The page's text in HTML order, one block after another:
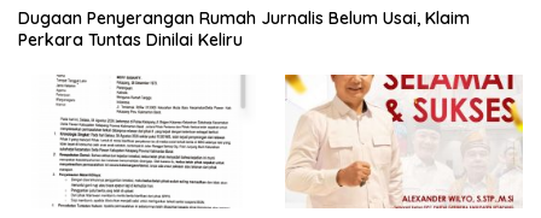
Dugaan Penyerangan Rumah Jurnalis Belum Usai, Klaim
Perkara Tuntas Dinilai Keliru